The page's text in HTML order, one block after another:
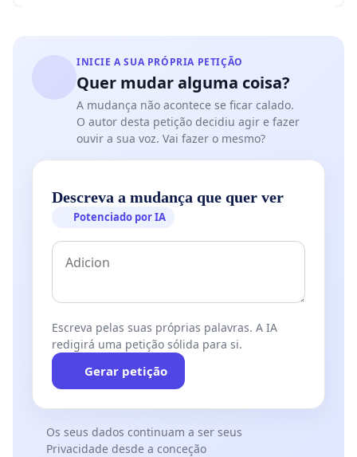
INICIE A SUA PRÓPRIA PETIÇÃO
Quer mudar alguma coisa?
A mudança não acontece se ficar calado.
O autor desta petição decidiu agir e fazer
ouvir a sua voz. Vai fazer o mesmo?
Descreva a mudança que quer ver
Potenciado por IA
Escreva pelas suas próprias palavras. A IA
redigirá uma petição sólida para si.
Gerar petição
Os seus dados continuam a ser seus
Privacidade desde a conceção